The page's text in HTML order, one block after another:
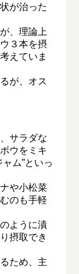
が治った
、理論上
３本を摂
えていま
が、オス
サラダな
ウをミキ
ム”といっ
や小松菜
のも手軽
ように漬
摂取でき
ため、主